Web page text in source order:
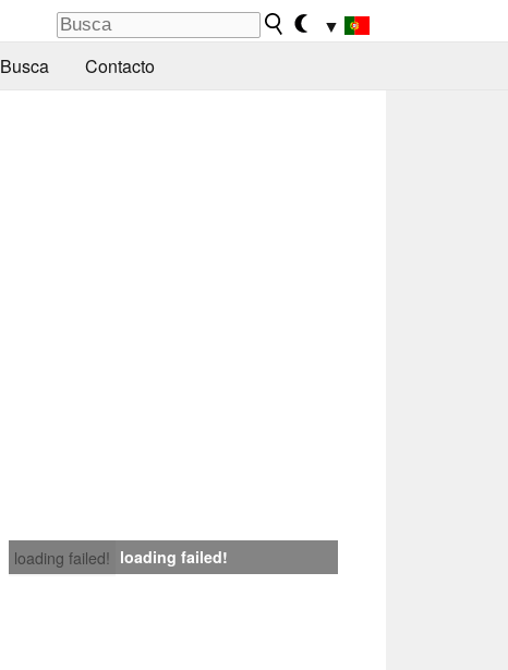
▼
Busca Contacto
loading failed! loading failed!